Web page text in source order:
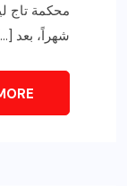
شهراً، بعد